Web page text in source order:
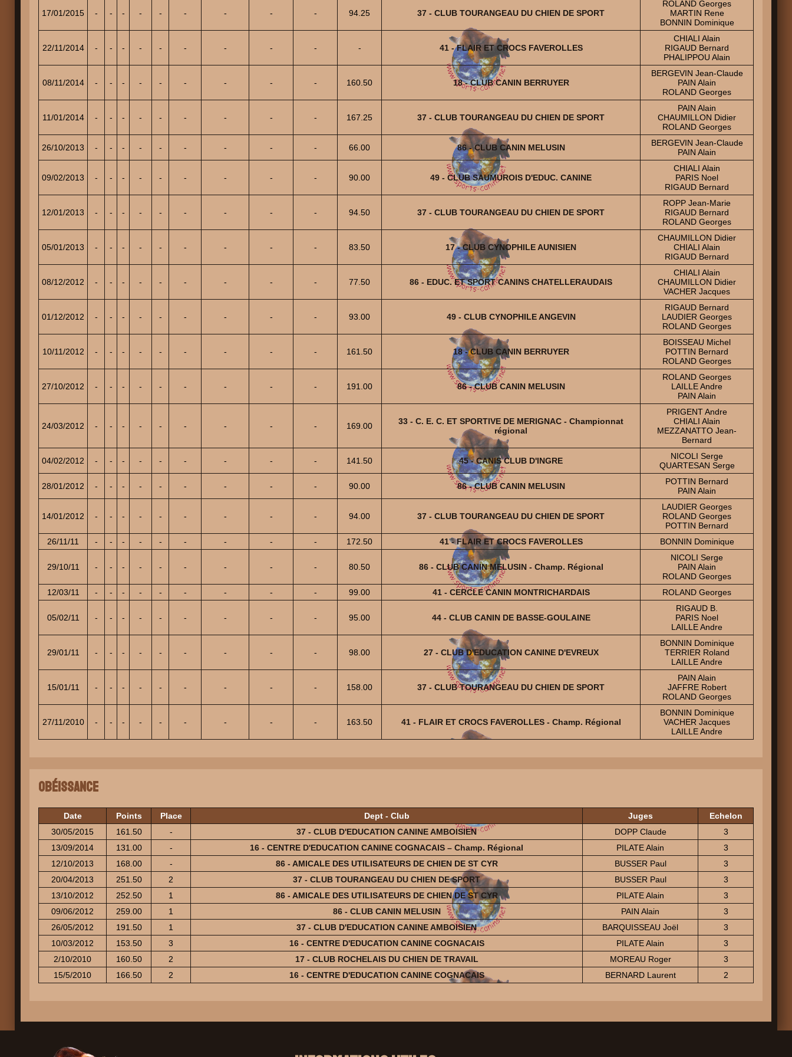
17/01/2015 - - - - - - - - - 94.25 37 - CLUB TOURANGEAU DU CHIEN DE SPORT
ROLAND Georges
MARTIN Rene
BONNIN Dominique
22/11/2014 - - - - - - - - - - 41 - FLAIR ET CROCS FAVEROLLES
CHIALI Alain
RIGAUD Bernard
PHALIPPOU Alain
08/11/2014 - - - - - - - - - 160.50 18 - CLUB CANIN BERRUYER
BERGEVIN Jean-Claude
PAIN Alain
ROLAND Georges
11/01/2014 - - - - - - - - - 167.25 37 - CLUB TOURANGEAU DU CHIEN DE SPORT
PAIN Alain
CHAUMILLON Didier
ROLAND Georges
26/10/2013 - - - - - - - - - 66.00 86 - CLUB CANIN MELUSIN
BERGEVIN Jean-Claude
PAIN Alain
09/02/2013 - - - - - - - - - 90.00 49 - CLUB SAUMUROIS D'EDUC. CANINE
CHIALI Alain
PARIS Noel
RIGAUD Bernard
12/01/2013 - - - - - - - - - 94.50 37 - CLUB TOURANGEAU DU CHIEN DE SPORT
ROPP Jean-Marie
RIGAUD Bernard
ROLAND Georges
05/01/2013 - - - - - - - - - 83.50 17 - CLUB CYNOPHILE AUNISIEN
CHAUMILLON Didier
CHIALI Alain
RIGAUD Bernard
08/12/2012 - - - - - - - - - 77.50 86 - EDUC. ET SPORT CANINS CHATELLERAUDAIS
CHIALI Alain
CHAUMILLON Didier
VACHER Jacques
01/12/2012 - - - - - - - - - 93.00 49 - CLUB CYNOPHILE ANGEVIN
RIGAUD Bernard
LAUDIER Georges
ROLAND Georges
10/11/2012 - - - - - - - - - 161.50 18 - CLUB CANIN BERRUYER
BOISSEAU Michel
POTTIN Bernard
ROLAND Georges
27/10/2012 - - - - - - - - - 191.00 86 - CLUB CANIN MELUSIN
ROLAND Georges
LAILLE Andre
PAIN Alain
24/03/2012 - - - - - - - - - 169.00
33 - C. E. C. ET SPORTIVE DE MERIGNAC - Championnat
régional
PRIGENT Andre
CHIALI Alain
MEZZANATTO Jean-
Bernard
04/02/2012 - - - - - - - - - 141.50 45 - CANIS CLUB D'INGRE
NICOLI Serge
QUARTESAN Serge
28/01/2012 - - - - - - - - - 90.00 86 - CLUB CANIN MELUSIN
POTTIN Bernard
PAIN Alain
14/01/2012 - - - - - - - - - 94.00 37 - CLUB TOURANGEAU DU CHIEN DE SPORT
LAUDIER Georges
ROLAND Georges
POTTIN Bernard
26/11/11
- - - - - - - - - 172.50 41 - FLAIR ET CROCS FAVEROLLES BONNIN Dominique
29/10/11 - - - - - - - - - 80.50 86 - CLUB CANIN MELUSIN - Champ. Régional
NICOLI Serge
PAIN Alain
ROLAND Georges
12/03/11
- - - - - - - - - 99.00 41 - CERCLE CANIN MONTRICHARDAIS ROLAND Georges
05/02/11 - - - - - - - - - 95.00 44 - CLUB CANIN DE BASSE-GOULAINE
RIGAUD B.
PARIS Noel
LAILLE Andre
29/01/11 - - - - - - - - - 98.00 27 - CLUB D'EDUCATION CANINE D'EVREUX
BONNIN Dominique
TERRIER Roland
LAILLE Andre
15/01/11 - - - - - - - - - 158.00 37 - CLUB TOURANGEAU DU CHIEN DE SPORT
PAIN Alain
JAFFRE Robert
ROLAND Georges
27/11/2010 - - - - - - - - - 163.50 41 - FLAIR ET CROCS FAVEROLLES - Champ. Régional
BONNIN Dominique
VACHER Jacques
LAILLE Andre
Obéissance
Date Points Place Dept - Club Juges
Echelon
30/05/2015
161.50 - 37 - CLUB D'EDUCATION CANINE AMBOISIEN DOPP Claude
3
13/09/2014
131.00 - 16 - CENTRE D'EDUCATION CANINE COGNACAIS – Champ. Régional PILATE Alain
3
12/10/2013
168.00 - 86 - AMICALE DES UTILISATEURS DE CHIEN DE ST CYR BUSSER Paul
3
20/04/2013
251.50 2 37 - CLUB TOURANGEAU DU CHIEN DE SPORT BUSSER Paul
3
13/10/2012
252.50 1 86 - AMICALE DES UTILISATEURS DE CHIEN DE ST CYR PILATE Alain
3
09/06/2012
259.00 1 86 - CLUB CANIN MELUSIN PAIN Alain
3
26/05/2012
191.50 1 37 - CLUB D'EDUCATION CANINE AMBOISIEN BARQUISSEAU Joël
3
10/03/2012
153.50 3 16 - CENTRE D'EDUCATION CANINE COGNACAIS PILATE Alain
3
2/10/2010
160.50 2 17 - CLUB ROCHELAIS DU CHIEN DE TRAVAIL MOREAU Roger
3
15/5/2010
166.50 2 16 - CENTRE D'EDUCATION CANINE COGNACAIS BERNARD Laurent 2